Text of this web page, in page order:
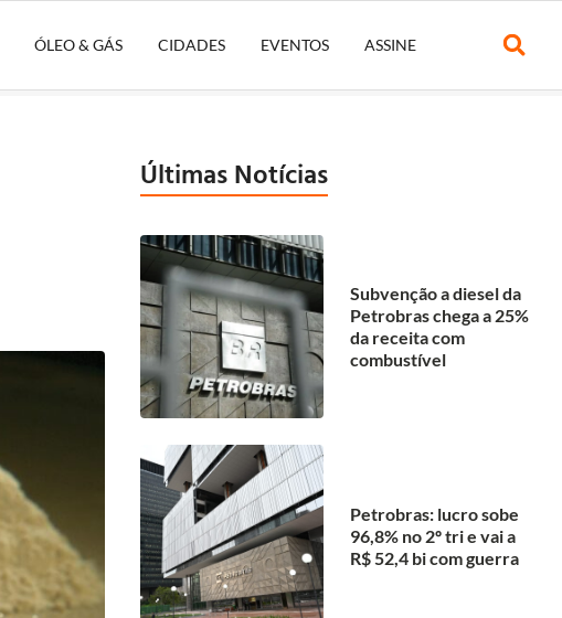
ÓLEO & GÁS CIDADES EVENTOS ASSINE
Últimas Notícias
Subvenção a diesel da
Petrobras chega a 25%
da receita com
combustível
Petrobras: lucro sobe
96,8% no 2º tri e vai a
R$ 52,4 bi com guerra